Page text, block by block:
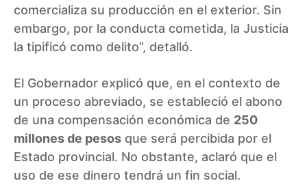
comercializa su producción en el exterior. Sin
embargo, por la conducta cometida, la Justicia
la tipificó como delito”, detalló.
El Gobernador explicó que, en el contexto de
un proceso abreviado, se estableció el abono
de una compensación económica de 250
millones de pesos que será percibida por el
Estado provincial. No obstante, aclaró que el
uso de ese dinero tendrá un fin social.